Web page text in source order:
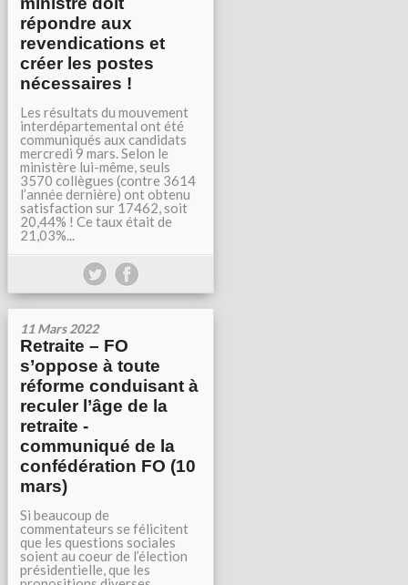
répondre aux
revendications et
créer les postes
nécessaires !
Les résultats du mouvement
interdépartemental ont été
communiqués aux candidats
mercredi 9 mars. Selon le
ministère lui-même, seuls
3570 collègues (contre 3614
l’année dernière) ont obtenu
satisfaction sur 17462, soit
20,44% ! Ce taux était de
21,03%...
11 Mars 2022
Retraite – FO
s’oppose à toute
réforme conduisant à
reculer l’âge de la
retraite -
communiqué de la
confédération FO (10
mars)
Si beaucoup de
commentateurs se félicitent
que les questions sociales
soient au coeur de l’élection
présidentielle, que les